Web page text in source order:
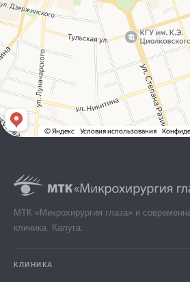
МТК «Микрохирургия глаза» и
клиника. Калуга.
КЛИНИКА